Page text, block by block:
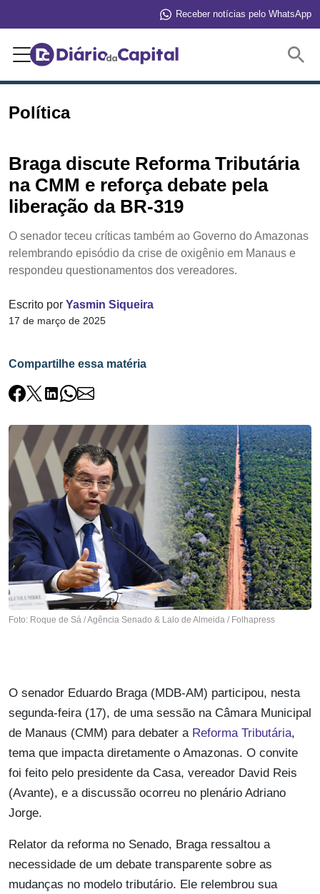
Receber notícias pelo WhatsApp
Política
Braga discute Reforma Tributária
na CMM e reforça debate pela
liberação da BR-319
O senador teceu críticas também ao Governo do Amazonas
relembrando episódio da crise de oxigênio em Manaus e
respondeu questionamentos dos vereadores.
Escrito por Yasmin Siqueira
17 de março de 2025
Compartilhe essa matéria
Foto: Roque de Sá / Agência Senado & Lalo de Almeida / Folhapress
O senador Eduardo Braga (MDB-AM) participou, nesta
segunda-feira (17), de uma sessão na Câmara Municipal
de Manaus (CMM) para debater a Reforma Tributária,
tema que impacta diretamente o Amazonas. O convite
foi feito pelo presidente da Casa, vereador David Reis
(Avante), e a discussão ocorreu no plenário Adriano
Jorge.
Relator da reforma no Senado, Braga ressaltou a
necessidade de um debate transparente sobre as
mudanças no modelo tributário. Ele relembrou sua